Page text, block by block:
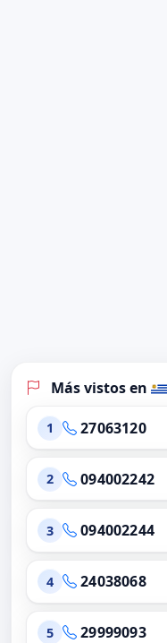
Más vistos en
1 27063120
2 094002242
3 094002244
4 24038068
5 29999093